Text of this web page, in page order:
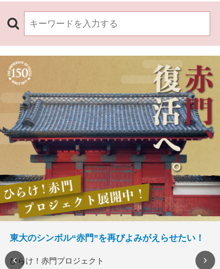
東大のシンボル“赤門”を再びよみがえらせたい！
ひらけ！赤門プロジェクト